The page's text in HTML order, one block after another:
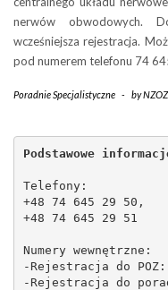
nerwów obwodowych.
wcześniejsza rejestracja.
pod numerem telefonu 74
Poradnie Specjalistyczne - byNZOZ
Podstawowe
Telefony:
+48 74 645 29 50,
+48 74 645 29 51
Numery wewnętrzne:
-Rejestracja do
-Rejestracja do